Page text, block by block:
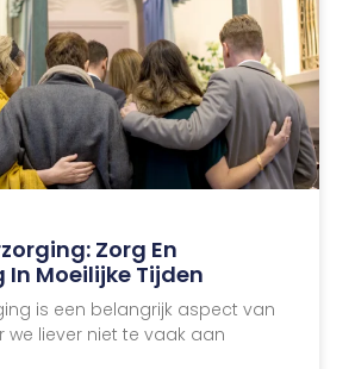
Zorg En
In Moeilijke Tijden
is een belangrijk aspect van
we liever niet te vaak aan